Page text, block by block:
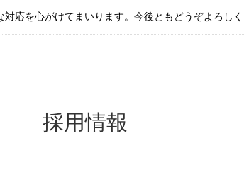
応を心がけてまいります。今後ともどうぞよろし
採用情報